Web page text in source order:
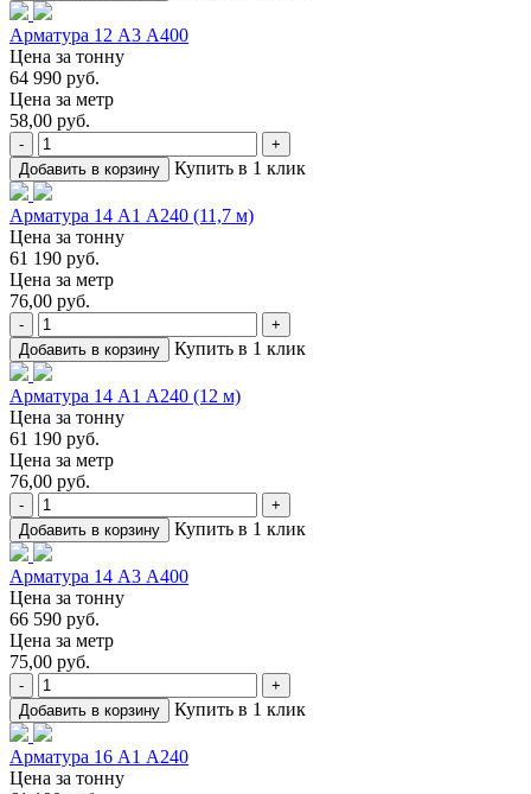
Арматура 12 А3 А400
Цена за тонну
64 990 руб.
Цена за метр
58,00 руб.
-
+
Добавить в корзину
Купить в 1 клик
Арматура 14 А1 А240 (11,7 м)
Цена за тонну
61 190 руб.
Цена за метр
76,00 руб.
-
+
Добавить в корзину
Купить в 1 клик
Арматура 14 А1 А240 (12 м)
Цена за тонну
61 190 руб.
Цена за метр
76,00 руб.
-
+
Добавить в корзину
Купить в 1 клик
Арматура 14 А3 А400
Цена за тонну
66 590 руб.
Цена за метр
75,00 руб.
-
+
Добавить в корзину
Купить в 1 клик
Арматура 16 А1 А240
Цена за тонну